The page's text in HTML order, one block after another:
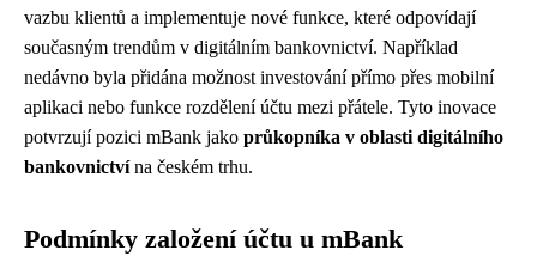
vazbu klientů a implementuje nové funkce, které odpovídají
současným trendům v digitálním bankovnictví. Například
nedávno byla přidána možnost investování přímo přes mobilní
aplikaci nebo funkce rozdělení účtu mezi přátele. Tyto inovace
potvrzují pozici mBank jako průkopníka v oblasti digitálního
bankovnictvína českém trhu.
Podmínky založení účtu u mBank